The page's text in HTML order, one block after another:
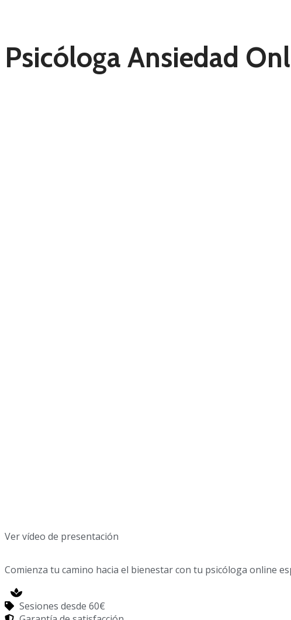
Psicóloga Ansiedad
Ver vídeo de presentación
Comienza tu camino hacia el bienestar con tu psicóloga online
Sesiones desde 60€